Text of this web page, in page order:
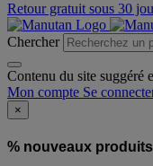
Retour gratuit sous 30
Chercher
Contenu du site suggéré
Mon compte Se
×
% nouveaux